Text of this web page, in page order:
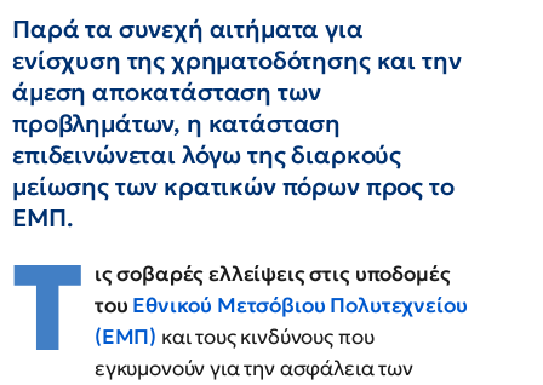
Παρά τα συνεχή αιτήματα για
ενίσχυση της χρηματοδότησης και την
άμεση αποκατάσταση των
προβλημάτων, η κατάσταση
επιδεινώνεται λόγω της διαρκούς
μείωσης των κρατικών πόρων προς το
ΕΜΠ.
Τ ις σοβαρές ελλείψεις στις υποδομές
του Εθνικού Μετσόβιου Πολυτεχνείου
(ΕΜΠ) και τους κινδύνους που
εγκυμονούν για την ασφάλεια των